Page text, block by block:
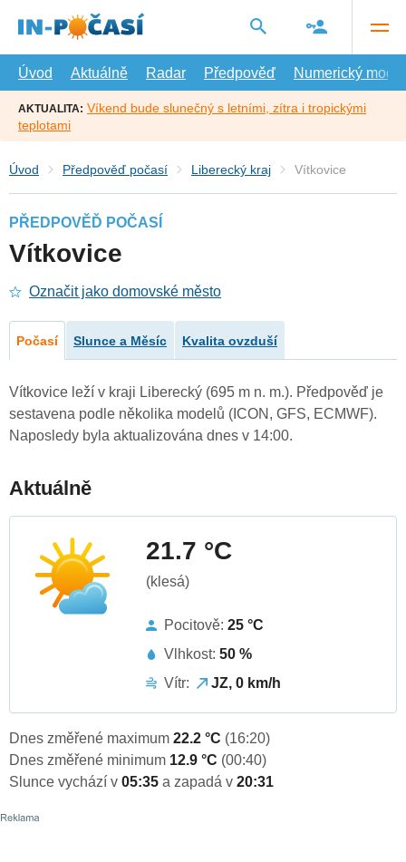
hlavní
Úvod
Aktuálně Radar Předpověď Numerický model
AKTUALITA: Víkend bude slunečný s letními, zítra i tropickými
teplotami
Úvod Předpověď počasí Liberecký kraj Vítkovice
PŘEDPOVĚĎ POČASÍ
Vítkovice
Označit jako domovské město
Počasí Slunce a Měsíc Kvalita ovzduší
Vítkovice leží v kraji Liberecký (695 m n. m.). Předpověď je
sestavena podle několika modelů (ICON, GFS, ECMWF).
Naposledy byla aktualizována dnes v 14:00.
Aktuálně
21.7 °C
(klesá)
Pocitově: 25 °C
Vlhkost: 50 %
Vítr:
JZ, 0 km/h
Dnes změřené maximum 22.2 °C (16:20)
Dnes změřené minimum 12.9 °C (00:40)
Slunce vychází v 05:35 a zapadá v 20:31